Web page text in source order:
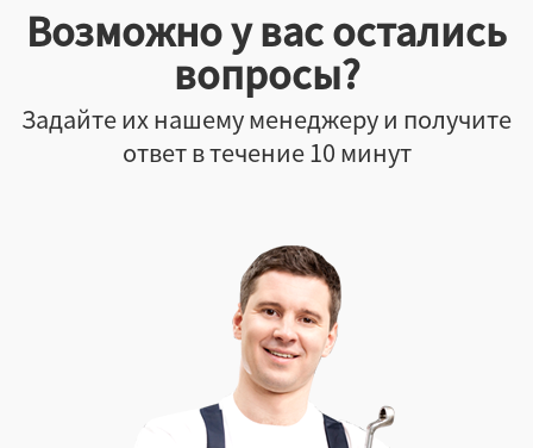
Возможно у вас остались
вопросы?
Задайте их нашему менеджеру и получите
ответ в течение 10 минут